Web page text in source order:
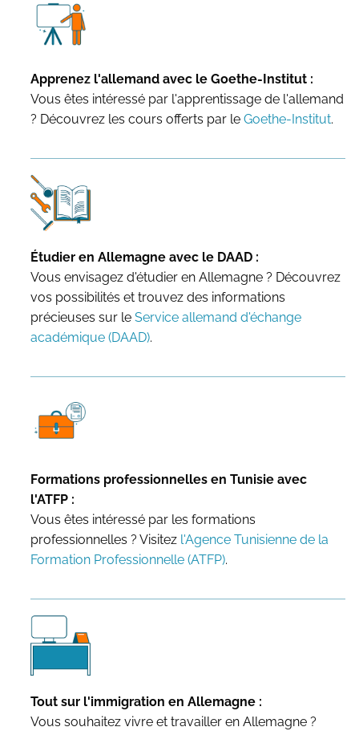
Apprenez l'allemand avec le Goethe-Institut :
Vous êtes intéressé par l'apprentissage de l'allemand
? Découvrez les cours offerts par le Goethe-Institut.
Étudier en Allemagne avec le DAAD :
Vous envisagez d'étudier en Allemagne ? Découvrez
vos possibilités et trouvez des informations
précieuses sur le Service allemand d'échange
académique (DAAD).
Formations professionnelles en Tunisie avec
l'ATFP :
Vous êtes intéressé par les formations
professionnelles ? Visitez l'Agence Tunisienne de la
Formation Professionnelle (ATFP).
Tout sur l'immigration en Allemagne :
Vous souhaitez vivre et travailler en Allemagne ?